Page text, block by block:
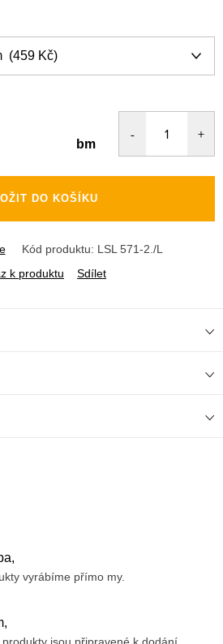
bm
DO KOŠÍKU
Kód produktu: LSL 571-2./L
k produktu
Sdílet
vyrábíme přímo my.
jsou připravené k dodání.